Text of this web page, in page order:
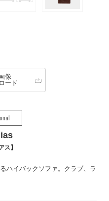
像
ード
ス
ハイバックソファ。クラブ、ラ